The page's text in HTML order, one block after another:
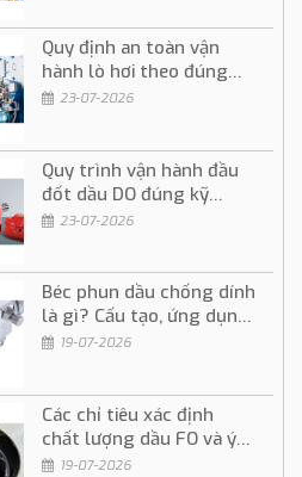
Quy định an toàn vận
hành lò hơi theo đúng
quy trình kỹ thuật
23-07-2026
Quy trình vận hành đầu
đốt dầu DO đúng kỹ
thuật và an toàn
23-07-2026
Béc phun dầu chống dính
là gì? Cấu tạo, ứng dụng
và cách sử dụng
19-07-2026
Các chỉ tiêu xác định
chất lượng dầu FO và ý
nghĩa trong vận hành
19-07-2026